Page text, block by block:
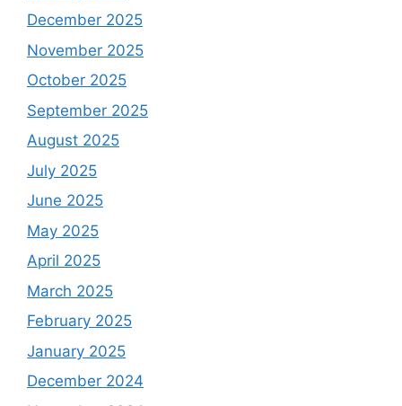
December 2025
November 2025
October 2025
September 2025
August 2025
July 2025
June 2025
May 2025
April 2025
March 2025
February 2025
January 2025
December 2024